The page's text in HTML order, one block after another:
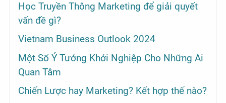
Học Truyền Thông Marketing để giải quyết
vấn đề gì?
Vietnam Business Outlook 2024
Một Số Ý Tưởng Khởi Nghiệp Cho Những Ai
Quan Tâm
Chiến Lược hay Marketing? Kết hợp thế nào?